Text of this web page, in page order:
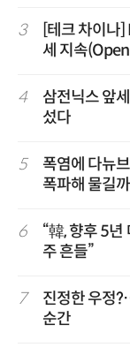
3
[테크 차이
세 지속
4
삼전닉스 앞
섰다
5
폭염에 다뉴
폭파해 물길
6
“韓, 향후 5
주 흔들”
7
진정한 우정
순간